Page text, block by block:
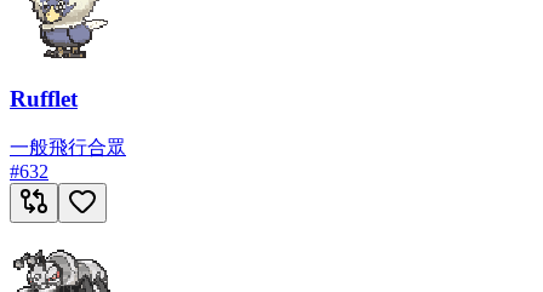
Rufflet
一般飛行合眾
#632